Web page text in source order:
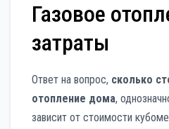
Газовое
затраты
Ответ на вопрос, сколько
отопление дома,
зависит от стоимости